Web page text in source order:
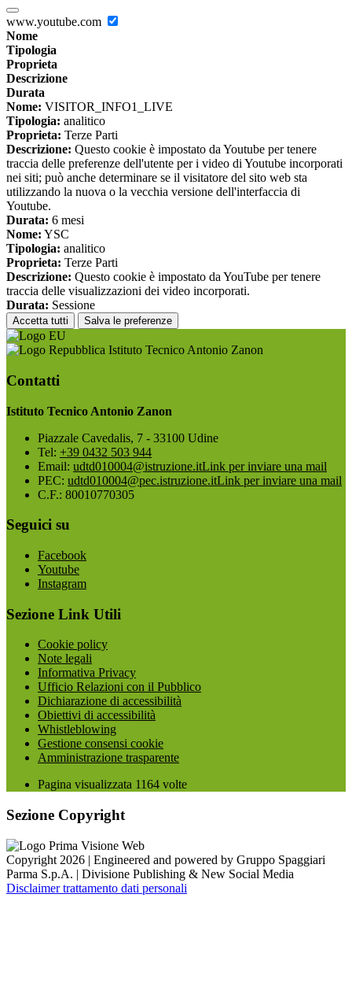
www.youtube.com
Nome
Tipologia
Proprieta
Descrizione
Durata
Nome: VISITOR_INFO1_LIVE
Tipologia: analitico
Proprieta: Terze Parti
Descrizione: Questo cookie è impostato da Youtube per tenere
traccia delle preferenze dell'utente per i video di Youtube incorporati
nei siti; può anche determinare se il visitatore del sito web sta
utilizzando la nuova o la vecchia versione dell'interfaccia di
Youtube.
Durata: 6 mesi
Nome: YSC
Tipologia: analitico
Proprieta: Terze Parti
Descrizione: Questo cookie è impostato da YouTube per tenere
traccia delle visualizzazioni dei video incorporati.
Durata: Sessione
Accetta tutti Salva le preferenze
Istituto Tecnico Antonio Zanon
Contatti
Istituto Tecnico Antonio Zanon
Piazzale Cavedalis, 7 - 33100 Udine
Tel: +39 0432 503 944
Email: udtd010004@istruzione.itLink per inviare una mail
PEC: udtd010004@pec.istruzione.itLink per inviare una mail
C.F.: 80010770305
Seguici su
Facebook
Youtube
Instagram
Sezione Link Utili
Cookie policy
Note legali
Informativa Privacy
Ufficio Relazioni con il Pubblico
Dichiarazione di accessibilità
Obiettivi di accessibilità
Whistleblowing
Gestione consensi cookie
Amministrazione trasparente
Pagina visualizzata 1164 volte
Sezione Copyright
Copyright 2026 | Engineered and powered by Gruppo Spaggiari
Parma S.p.A. | Divisione Publishing & New Social Media
Disclaimer trattamento dati personali